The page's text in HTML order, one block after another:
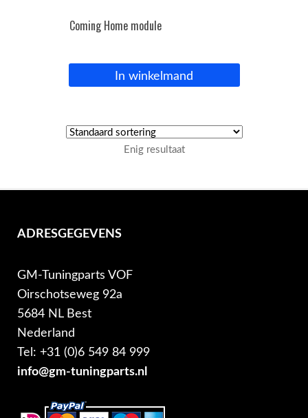
Inloggen / Registreren
Coming Home module
In winkelmand
Enig resultaat
ADRESGEGEVENS
GM-Tuningparts VOF
Oirschotseweg 92a
5684 NL Best
Nederland
Tel: +31 (0)6 549 84 999
info@gm-tuningparts.nl